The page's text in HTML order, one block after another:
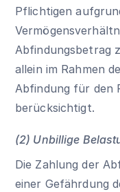
Pflichtigen
Abfindungsbetrag
allein im Rahmen
Abfindung für den
berücksichtigt.
(2) Unbillige
Die Zahlung der
einer Gefährdung